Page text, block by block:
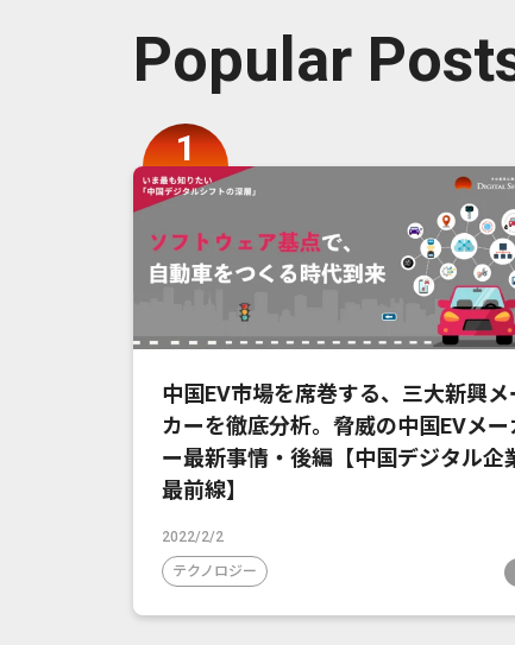
Popular
中国EV市場を席巻する、三大新興メ
カーを徹底分析。脅威の中国EVメー
ー最新事情・後編【中国デジタル企
最前線】
2022/2/2
テクノロジー